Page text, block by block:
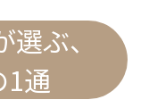
ぶ、
1通